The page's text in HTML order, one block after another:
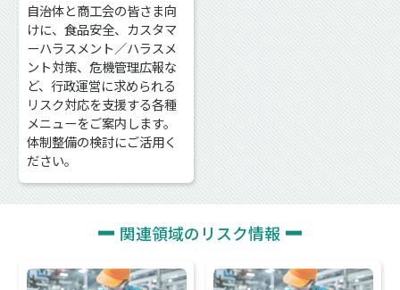
自治体と商工会の皆さま向
けに、食品安全、カスタマ
ーハラスメント／ハラスメ
ント対策、危機管理広報な
ど、行政運営に求められる
リスク対応を支援する各種
メニューをご案内します。
体制整備の検討にご活用く
ださい。
関連領域のリスク情報